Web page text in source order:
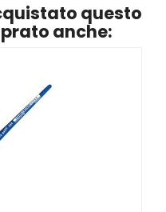
questo
anche: